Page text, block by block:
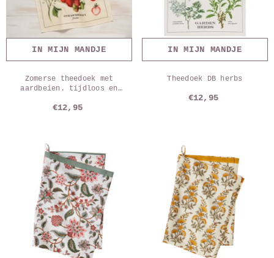
IN MIJN MANDJE
Zomerse theedoek met
aardbeien. tijdloos en
€12,95
IN MIJN MANDJE
Theedoek DB herbs
€12,95